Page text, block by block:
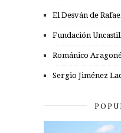
El Desván de
Fundación
Románico
Sergio Jiménez